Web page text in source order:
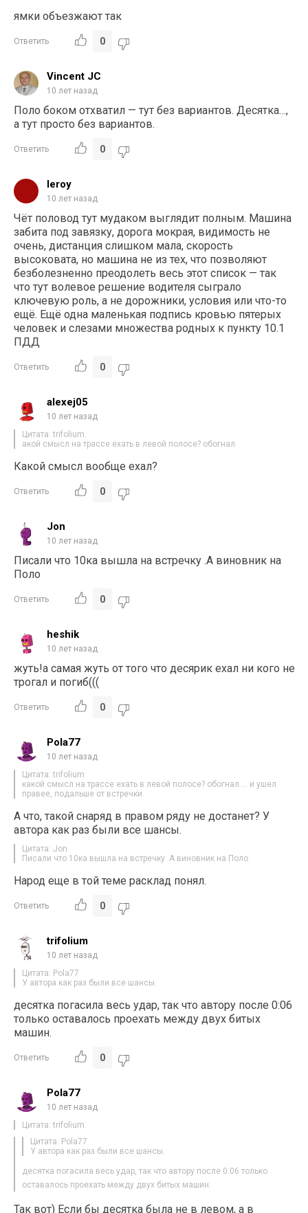
ямки объезжают так
Ответить 0
Vincent JC
10 лет назад
Поло боком отхватил — тут без вариантов. Десятка…,
а тут просто без вариантов.
Ответить 0
leroy
10 лет назад
Чёт половод тут мудаком выглядит полным. Машина
забита под завязку, дорога мокрая, видимость не
очень, дистанция слишком мала, скорость
высоковата, но машина не из тех, что позволяют
безболезненно преодолеть весь этот список — так
что тут волевое решение водителя сыграло
ключевую роль, а не дорожники, условия или что-то
ещё. Ещё одна маленькая подпись кровью пятерых
человек и слезами множества родных к пункту 10.1
ПДД
Ответить 0
alexej05
10 лет назад
Цитата: trifolium
акой смысл на трассе ехать в левой полосе? обогнал
Какой смысл вообще ехал?
Ответить 0
Jon
10 лет назад
Писали что 10ка вышла на встречку .А виновник на
Поло
Ответить 0
heshik
10 лет назад
жуть!а самая жуть от того что десярик ехал ни кого не
трогал и погиб(((
Ответить 0
Pola77
10 лет назад
Цитата: trifolium
какой смысл на трассе ехать в левой полосе? обогнал … и ушел
правее, подальше от встречки.
А что, такой снаряд в правом ряду не достанет? У
автора как раз были все шансы.
Цитата: Jon
Писали что 10ка вышла на встречку .А виновник на Поло
Народ еще в той теме расклад понял.
Ответить 0
trifolium
10 лет назад
Цитата: Pola77
У автора как раз были все шансы.
десятка погасила весь удар, так что автору после 0:06
только оставалось проехать между двух битых
машин.
Ответить 0
Pola77
10 лет назад
Цитата: trifolium
Цитата: Pola77
У автора как раз были все шансы.
десятка погасила весь удар, так что автору после 0:06 только
оставалось проехать между двух битых машин.
Так вот) Если бы десятка была не в левом, а в